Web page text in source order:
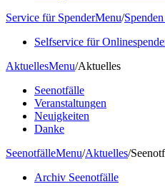
Service für SpenderMenu/
Selfservice für
AktuellesMenu/Aktuelles
Seenotfälle
Veranstaltungen
Neuigkeiten
Danke
SeenotfälleMenu/Aktuelles/
Archiv Seenotfälle